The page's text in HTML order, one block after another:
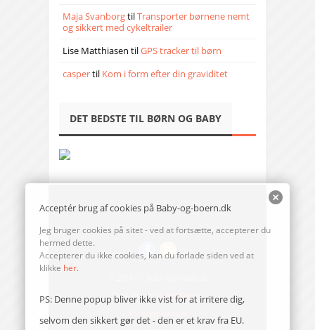
Maja SvanborgtilTransporter børnene nemt
og sikkert med cykeltrailer
Lise Matthiasen tilGPS tracker til børn
caspertil Kom i form efter din graviditet
DET BEDSTE TIL BØRN OG BABY
Send en mail til redaktionen
Acceptér brug af cookies på Baby-og-boern.dk
Jeg bruger cookies på sitet - ved at fortsætte, accepterer du
hermed dette.
Accepterer du ikke cookies, kan du forlade siden ved at
klikke her.
PS: Denne popup bliver ikke vist for at irritere dig,
selvom den sikkert gør det - den er et krav fra EU.